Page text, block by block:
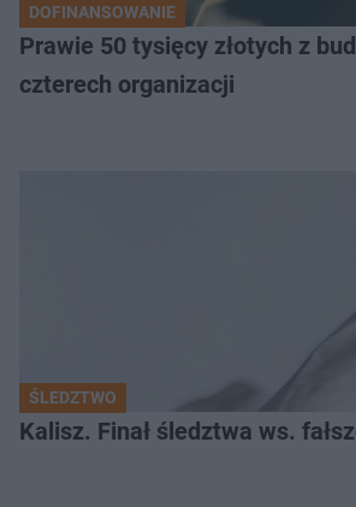
DOFINANSOWANIE
Prawie 50 tysięcy złotych z
czterech organizacji
ŚLEDZTWO
Kalisz. Finał śledztwa ws.